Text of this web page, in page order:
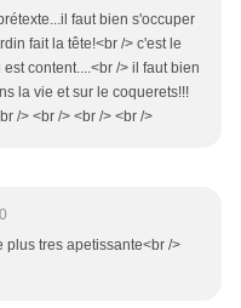
faut bien s'occuper
fait la tête!<br /> c'est le
content....<br /> il faut bien
la vie et sur le coquerets!!!
/> <br /> <br /> <br />
plus tres apetissante<br />